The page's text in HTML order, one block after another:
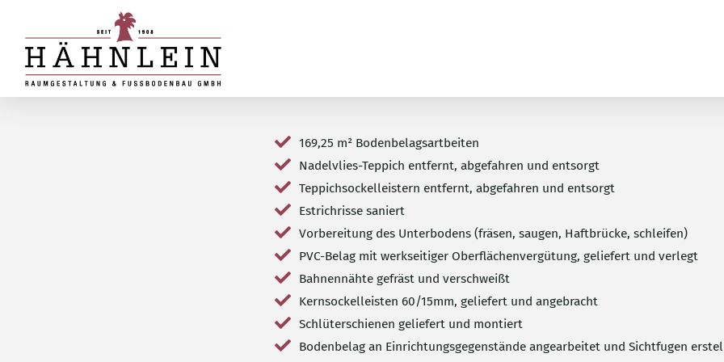
169,25 m² Bodenbelagsartbeiten
Nadelvlies-Teppich entfernt, abgefahren und entsorgt
Teppichsockelleistern entfernt, abgefahren und entsorgt
Estrichrisse saniert
Vorbereitung des Unterbodens (fräsen, saugen, Haftbrücke, schleifen)
PVC-Belag mit werkseitiger Oberflächenvergütung, geliefert und verlegt
Bahnennähte gefräst und verschweißt
Kernsockelleisten 60/15mm, geliefert und angebracht
Schlüterschienen geliefert und montiert
Bodenbelag an Einrichtungsgegenstände angearbeitet und Sichtfugen